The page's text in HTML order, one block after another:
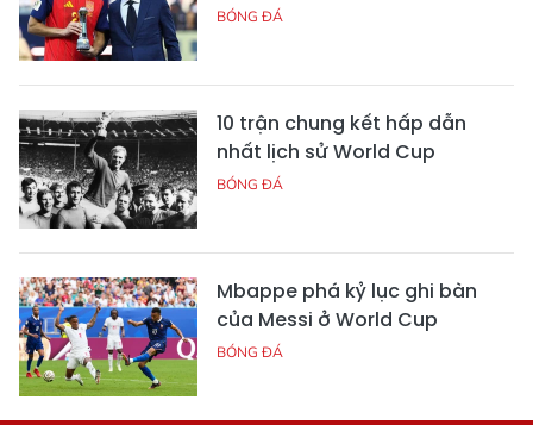
BÓNG ĐÁ
10 trận chung kết hấp dẫn
nhất lịch sử World Cup
BÓNG ĐÁ
Mbappe phá kỷ lục ghi bàn
của Messi ở World Cup
BÓNG ĐÁ